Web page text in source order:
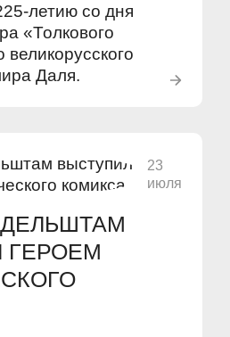
летию со дня
«Толкового
Даля.
23
июля
ГЕРОЕМ